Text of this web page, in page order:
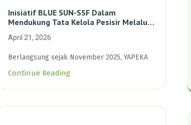
Inisiatif BLUE SUN-SSF Dalam
Mendukung Tata Kelola Pesisir Melalui
Kepulauan Riau
April 21, 2026
Berlangsung sejak November 2025, YAPEKA
Continue Reading